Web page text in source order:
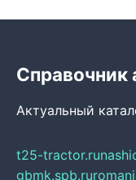
Справочник
Актуальный
t25-tractor.ru
gbmk.spb.ru